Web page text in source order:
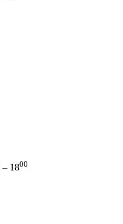
– 1800